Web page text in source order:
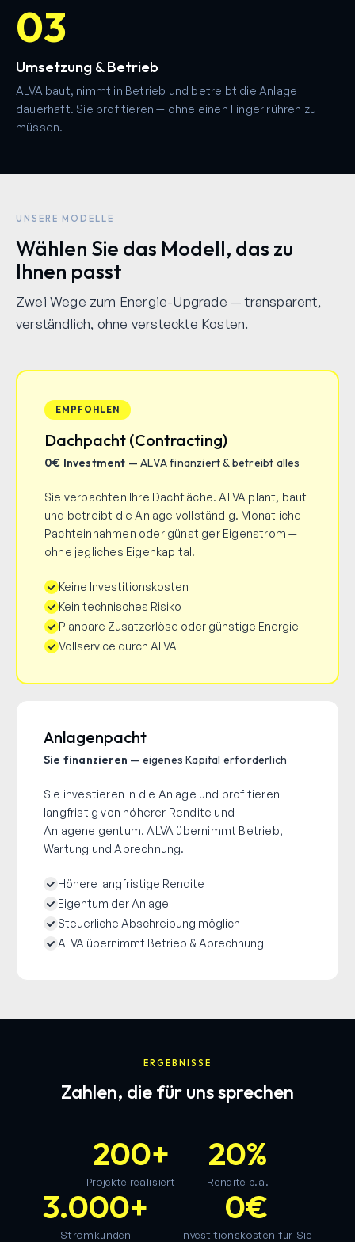
03
Umsetzung & Betrieb
ALVA baut, nimmt in Betrieb und betreibt die Anlage
dauerhaft. Sie profitieren — ohne einen Finger rühren zu
müssen.
UNSERE MODELLE
Wählen Sie das Modell, das zu
Ihnen passt
Zwei Wege zum Energie-Upgrade — transparent,
verständlich, ohne versteckte Kosten.
EMPFOHLEN
Dachpacht (Contracting)
0€ Investment — ALVA finanziert & betreibt alles
Sie verpachten Ihre Dachfläche. ALVA plant, baut
und betreibt die Anlage vollständig. Monatliche
Pachteinnahmen oder günstiger Eigenstrom —
ohne jegliches Eigenkapital.
Keine Investitionskosten
Kein technisches Risiko
Planbare Zusatzerlöse oder günstige Energie
Vollservice durch ALVA
Anlagenpacht
Sie finanzieren — eigenes Kapital erforderlich
Sie investieren in die Anlage und profitieren
langfristig von höherer Rendite und
Anlageneigentum. ALVA übernimmt Betrieb,
Wartung und Abrechnung.
Höhere langfristige Rendite
Eigentum der Anlage
Steuerliche Abschreibung möglich
ALVA übernimmt Betrieb & Abrechnung
ERGEBNISSE
Zahlen, die für uns sprechen
200+
Projekte realisiert
20%
Rendite p.a.
3.000+
Stromkunden
0€
Investitionskosten für Sie